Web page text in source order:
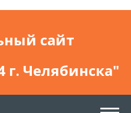
сайт
Челябинска"